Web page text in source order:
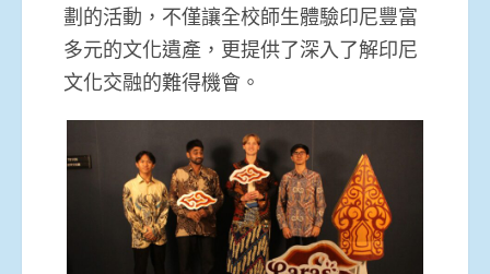
劃的活動，不僅讓全校師生體驗印尼豐富
多元的文化遺產，更提供了深入了解印尼
文化交融的難得機會。